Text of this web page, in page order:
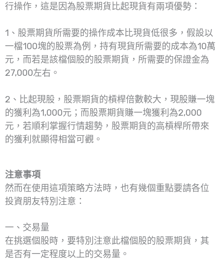
行操作，這是因為股票期貨比起現貨有兩項優勢：
1、股票期貨所需要的操作成本比現貨低很多，假設以
一檔100塊的股票為例，持有現貨所需要的成本為10萬
元，而若是該檔個股的股票期貨，所需要的保證金為
27,000左右。
2、比起現股，股票期貨的槓桿倍數較大，現股賺一塊
的獲利為1,000元；而股票期貨賺一塊獲利為2,000
元，若順利掌握行情趨勢，股票期貨的高槓桿所帶來
的獲利就顯得相當可觀。
注意事項
然而在使用這項策略方法時，也有幾個重點要請各位
投資朋友特別注意：
一、交易量
在挑選個股時，要特別注意此檔個股的股票期貨，其
是否有一定程度以上的交易量。